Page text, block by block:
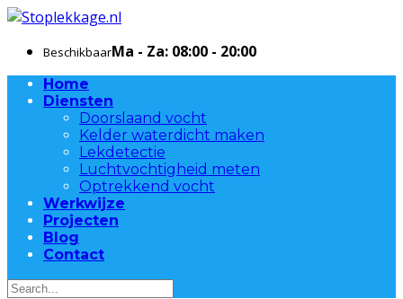
BeschikbaarMa - Za: 08:00 - 20:00
Home
Diensten
Doorslaand vocht
Kelder waterdicht maken
Lekdetectie
Luchtvochtigheid meten
Optrekkend vocht
Werkwijze
Projecten
Blog
Contact